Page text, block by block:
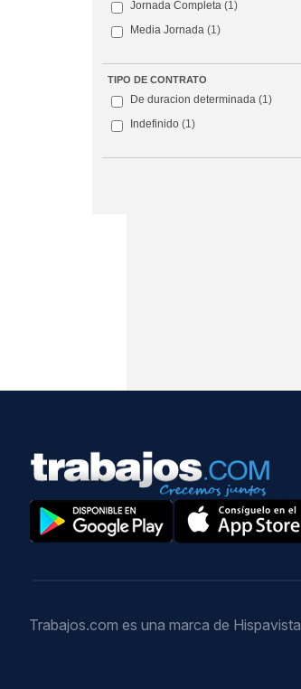
Jornada Completa (1)
Media Jornada (1)
TIPO DE CONTRATO
De duracion determinada (1)
Indefinido (1)
Trabajos.com es una marca de Hispavista